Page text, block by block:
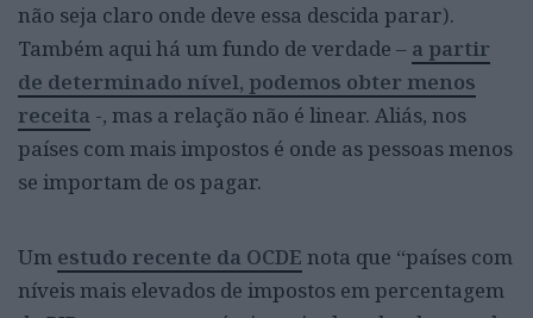
não seja claro onde deve essa descida parar).
Também aqui há um fundo de verdade – a partir
de determinado nível, podemos obter menos
receita -, mas a relação não é linear. Aliás, nos
países com mais impostos é onde as pessoas menos
se importam de os pagar.
Um estudo recente da OCDE nota que “países com
níveis mais elevados de impostos em percentagem